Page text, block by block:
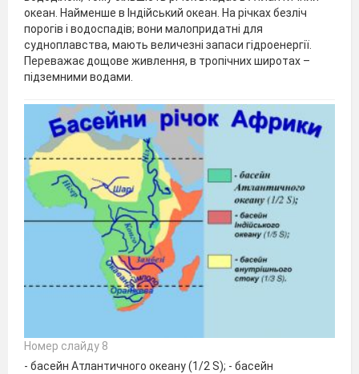
океан. Найменше в Індійський океан. На річках безліч
порогів і водоспадів; вони малопридатні для
судноплавства, мають величезні запаси гідроенергії.
Переважає дощове живлення, в тропічних широтах –
підземними водами.
Номер слайду 8
- басейн Атлантичного океану (1/2 S); - басейн